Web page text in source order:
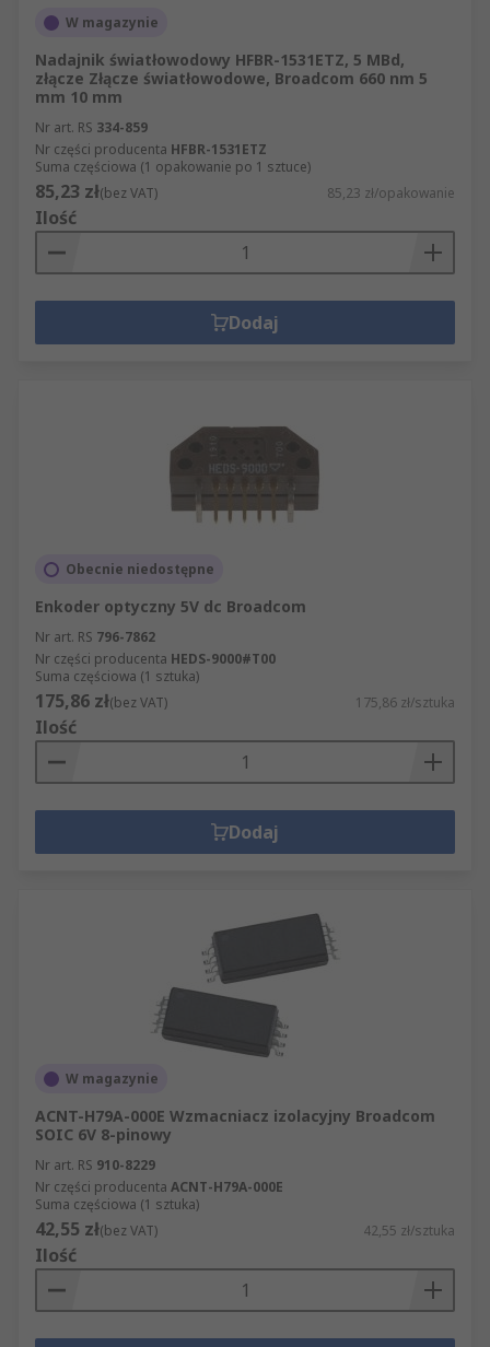
W magazynie
Nadajnik światłowodowy HFBR-1531ETZ, 5 MBd,
złącze Złącze światłowodowe, Broadcom 660 nm 5
mm 10 mm
Nr art. RS 334-859
Nr części producenta HFBR-1531ETZ
Suma częściowa (1 opakowanie po 1 sztuce)
85,23 zł(bez VAT) 85,23 zł/opakowanie
Ilość
Dodaj
Obecnie niedostępne
Enkoder optyczny 5V dc Broadcom
Nr art. RS 796-7862
Nr części producenta HEDS-9000#T00
Suma częściowa (1 sztuka)
175,86 zł(bez VAT) 175,86 zł/sztuka
Ilość
Dodaj
W magazynie
ACNT-H79A-000E Wzmacniacz izolacyjny Broadcom
SOIC 6V 8-pinowy
Nr art. RS 910-8229
Nr części producenta ACNT-H79A-000E
Suma częściowa (1 sztuka)
42,55 zł(bez VAT) 42,55 zł/sztuka
Ilość